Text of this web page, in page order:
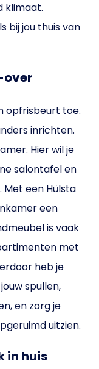
klimaat.
bij jou thuis van
over
opfrisbeurt toe.
inrichten.
Hier wil je
salontafel en
Met een Hülsta
een
is vaak
met
heb je
spullen,
en zorg je
uitzien.
in huis